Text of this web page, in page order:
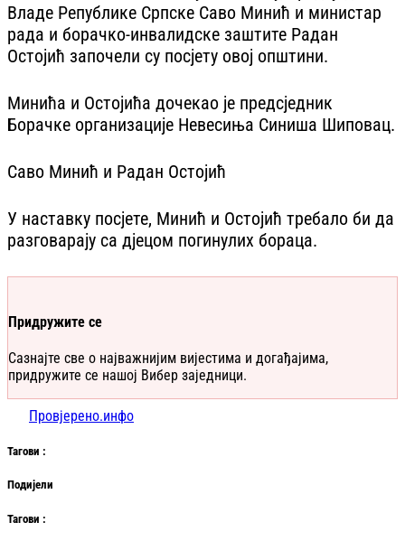
Владе Републике Српске Саво Минић и министар
рада и борачко-инвалидске заштите Радан
Остојић започели су посјету овој општини.
Минића и Остојића дочекао је предсједник
Борачке организације Невесиња Синиша Шиповац.
Саво Минић и Радан Остојић
У наставку посјете, Минић и Остојић требало би да
разговарају са дјецом погинулих бораца.
Придружите се
Сазнајте све о најважнијим вијестима и догађајима,
придружите се нашој Вибер заједници.
Провјерено.инфо
Тагови :
Подијели
Тагови :